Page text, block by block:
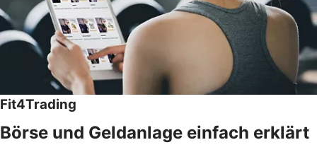
Fit4Trading
Börse und Geldanlage einfach erklärt